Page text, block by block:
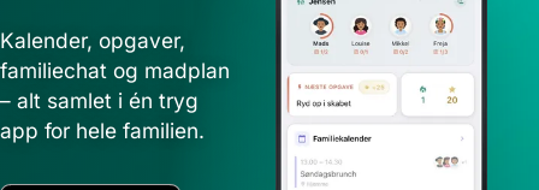
Kalender, opgaver,
familiechat og madplan
– alt samlet i én tryg
app for hele familien.